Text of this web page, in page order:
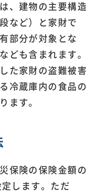
、建物の主要構造
など）と家財で
部分が対象とな
ども含まれます。
た家財の盗難被害
冷蔵庫内の食品の
ます。
保険の保険金額の
します。ただ